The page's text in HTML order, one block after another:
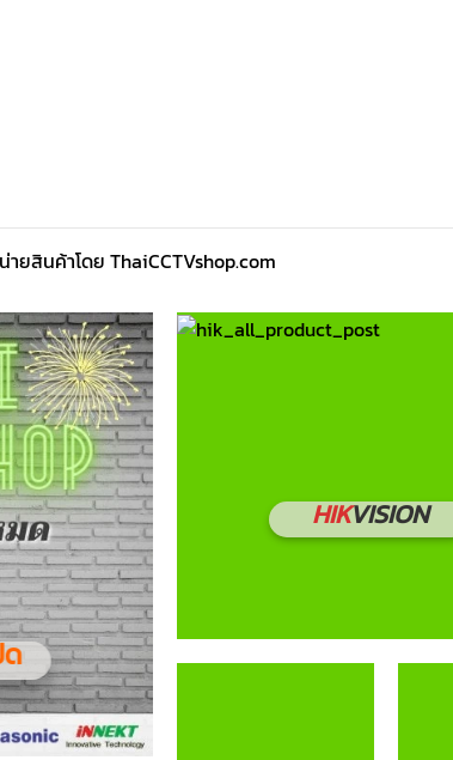
ายสินค้าโดย ThaiCCTVshop.com
HIKVISION